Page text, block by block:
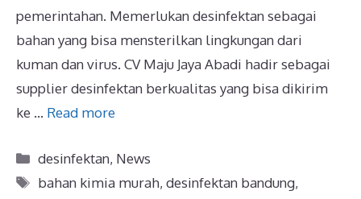
pemerintahan. Memerlukan desinfektan sebagai
bahan yang bisa mensterilkan lingkungan dari
kuman dan virus. CV Maju Jaya Abadi hadir sebagai
supplier desinfektan berkualitas yang bisa dikirim
ke … Read more
desinfektan, News
bahan kimia murah,desinfektan bandung,